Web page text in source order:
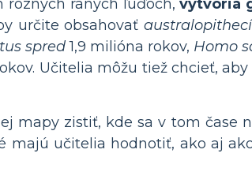
rôznych raných ľuďoch,vytvoria
určite obsahovať
spred1,9 milióna rokov, Homo
Učitelia môžu tiež chcieť,
mapy zistiť, kde sa v tom čase
majú učitelia hodnotiť, ako aj